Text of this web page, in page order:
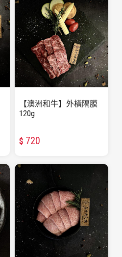
【澳洲和牛】外橫隔膜
120g
$ 720